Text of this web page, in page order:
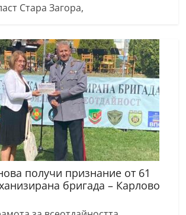
Стара Загора,
получи признание от 61
бригада – Карлово